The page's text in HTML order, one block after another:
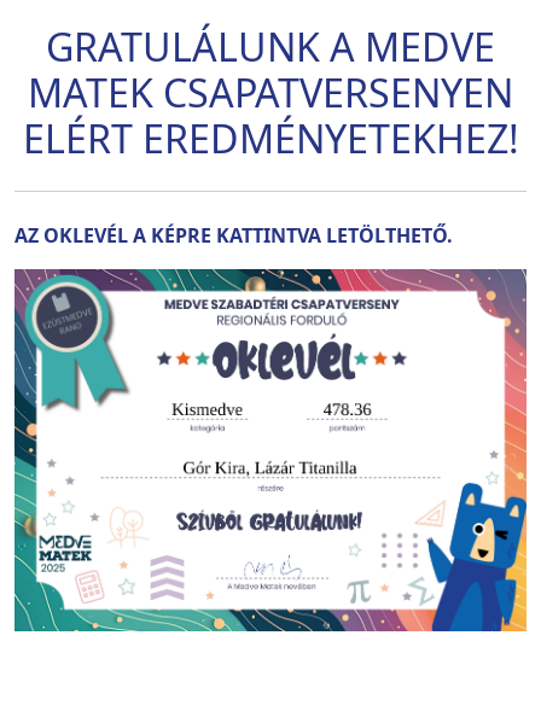
GRATULÁLUNK A MEDVE
MATEK CSAPATVERSENYEN
ELÉRT EREDMÉNYETEKHEZ!
AZ OKLEVÉL A KÉPRE KATTINTVA LETÖLTHETŐ.